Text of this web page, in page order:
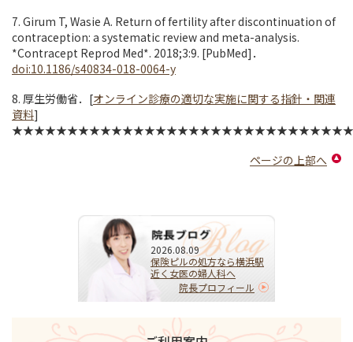
7. Girum T, Wasie A. Return of fertility after discontinuation of
contraception: a systematic review and meta-analysis.
*Contracept Reprod Med*. 2018;3:9. [PubMed]．
doi:10.1186/s40834-018-0064-y
8. 厚生労働省．[オンライン診療の適切な実施に関する指針・関連
資料]
ページの上部へ
2026.08.09
保険ピルの処方なら横浜駅
近く女医の婦人科へ
院長プロフィール